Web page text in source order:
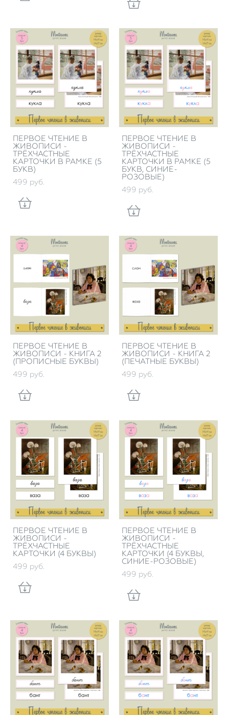
ПЕРВОЕ ЧТЕНИЕ В
ЖИВОПИСИ -
ТРЁХЧАСТНЫЕ
КАРТОЧКИ В РАМКЕ (5
БУКВ)
499 pуб.
ПЕРВОЕ ЧТЕНИЕ В
ЖИВОПИСИ -
ТРЁХЧАСТНЫЕ
КАРТОЧКИ В РАМКЕ (5
БУКВ, СИНИЕ-
РОЗОВЫЕ)
499 pуб.
ПЕРВОЕ ЧТЕНИЕ В
ЖИВОПИСИ - КНИГА 2
(ПРОПИСНЫЕ БУКВЫ)
499 pуб.
ПЕРВОЕ ЧТЕНИЕ В
ЖИВОПИСИ - КНИГА 2
(ПЕЧАТНЫЕ БУКВЫ)
499 pуб.
ПЕРВОЕ ЧТЕНИЕ В
ЖИВОПИСИ -
ТРЁХЧАСТНЫЕ
КАРТОЧКИ (4 БУКВЫ)
499 pуб.
ПЕРВОЕ ЧТЕНИЕ В
ЖИВОПИСИ -
ТРЁХЧАСТНЫЕ
КАРТОЧКИ (4 БУКВЫ,
СИНИЕ-РОЗОВЫЕ)
499 pуб.